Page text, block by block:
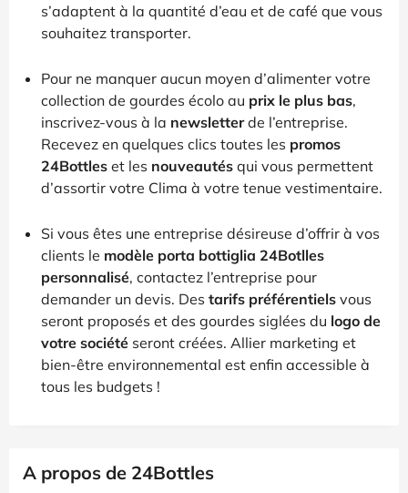
s’adaptent à la quantité d’eau et de café que vous
souhaitez transporter.
Pour ne manquer aucun moyen d’alimenter votre
collection de gourdes écolo au prix le plus bas,
inscrivez-vous à la newsletterde l’entreprise.
Recevez en quelques clics toutes les promos
24Bottles et les nouveautés qui vous permettent
d’assortir votre Clima à votre tenue vestimentaire.
Si vous êtes une entreprise désireuse d’offrir à vos
clients le modèle porta bottiglia 24Botlles
personnalisé, contactez l’entreprise pour
demander un devis. Des tarifs préférentiels vous
seront proposés et des gourdes siglées du logo de
votre société seront créées. Allier marketing et
bien-être environnemental est enfin accessible à
tous les budgets !
A propos de 24Bottles